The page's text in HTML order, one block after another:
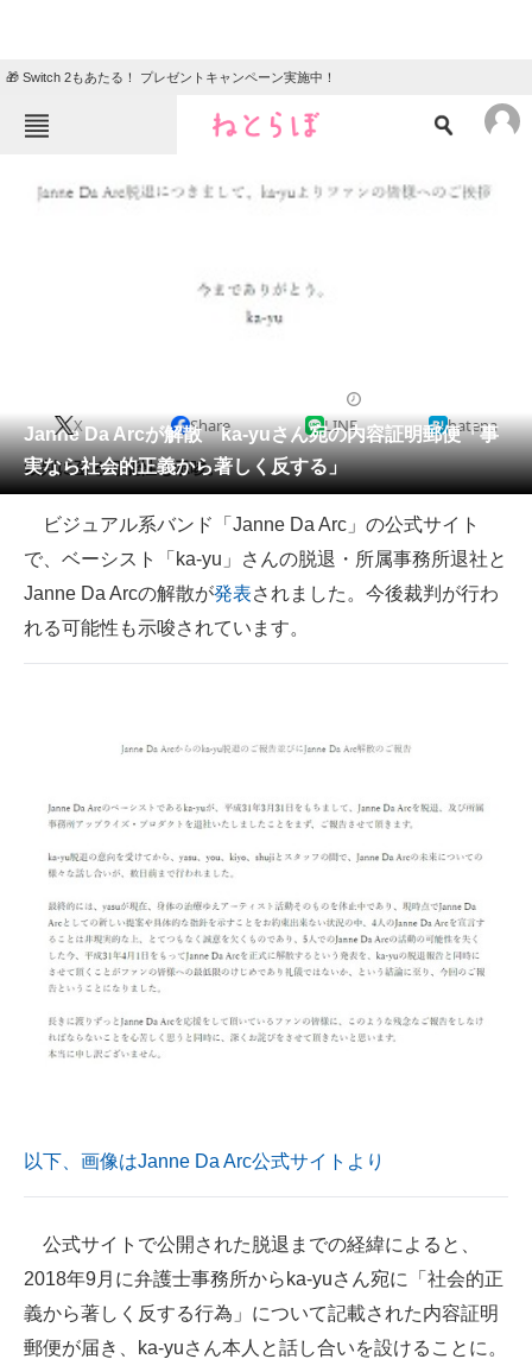
🎁 Switch 2もあたる！ プレゼントキャンペーン実施中！
TOP ニュース
地域
会員記事
メディア
注目記事を集めた総合ページ
ITの今と未来を見通す
スマホと通信の最新トレンド
経営リーダーのコミュニティ
マーケ×ITの今がよく分かる
ITエンジニア向け専門サイト
製造業のIT導入・活用を支援
モノづくり技術者専門サイト
電子設計の基本と応用
Janne Da Arcが解散 ka-yuさん宛の内容証明郵便「事
実なら社会的正義から著しく反する」
X Share LINE hatena
裁判に至る可能性も示唆。
ビジュアル系バンド「Janne Da Arc」の公式サイト
で、ベーシスト「ka-yu」さんの脱退・所属事務所退社と
Janne Da Arcの解散が発表されました。今後裁判が行わ
れる可能性も示唆されています。
以下、画像はJanne Da Arc公式サイトより
公式サイトで公開された脱退までの経緯によると、
2018年9月に弁護士事務所からka-yuさん宛に「社会的正
義から著しく反する行為」について記載された内容証明
郵便が届き、ka-yuさん本人と話し合いを設けることに。